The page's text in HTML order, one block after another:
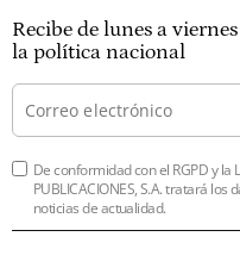
Recibe de lunes a
la política nacional
De conformidad con el RGPD y la
PUBLICACIONES, S.A. tratará
noticias de actualidad.